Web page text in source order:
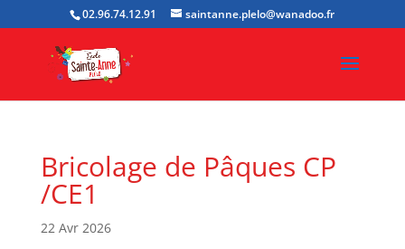
02.96.74.12.91 saintanne.plelo@wanadoo.fr
Bricolage de Pâques CP
/CE1
22 Avr 2026